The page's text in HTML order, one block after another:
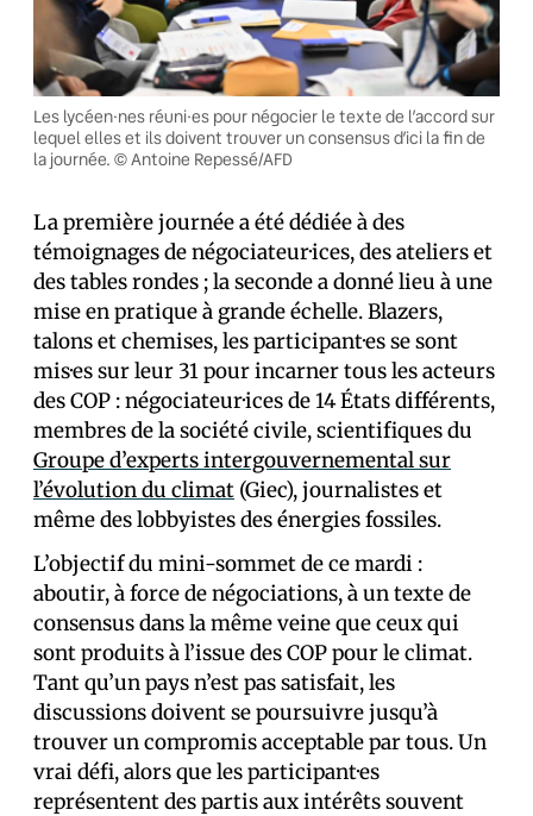
Les lycéen·nes réuni·es pour négocier le texte de l’accord sur
lequel elles et ils doivent trouver un consensus d’ici la fin de
la journée. © Antoine Repessé/AFD
La première journée a été dédiée à des
témoignages de négociateur·ices, des ateliers et
des tables rondes ; la seconde a donné lieu à une
mise en pratique à grande échelle. Blazers,
talons et chemises, les participant·es se sont
mis·es sur leur 31 pour incarner tous les acteurs
des COP : négociateur·ices de 14 États différents,
membres de la société civile, scientifiques du
Groupe d’experts intergouvernemental sur
l’évolution du climat (Giec), journalistes et
même des lobbyistes des énergies fossiles.
L’objectif du mini-sommet de ce mardi :
aboutir, à force de négociations, à un texte de
consensus dans la même veine que ceux qui
sont produits à l’issue des COP pour le climat.
Tant qu’un pays n’est pas satisfait, les
discussions doivent se poursuivre jusqu’à
trouver un compromis acceptable par tous. Un
vrai défi, alors que les participant·es
représentent des partis aux intérêts souvent